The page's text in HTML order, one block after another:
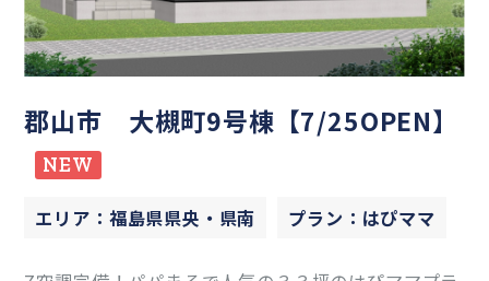
郡山市 大槻町9号棟【7/25OPEN】
NEW
エリア：福島県県央・県南 プラン：はぴママ